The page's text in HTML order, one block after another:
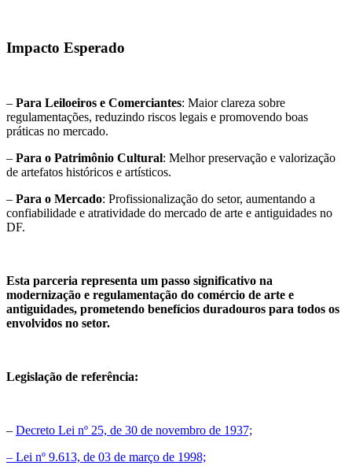
Impacto Esperado
– Para Leiloeiros e Comerciantes: Maior clareza sobre
regulamentações, reduzindo riscos legais e promovendo boas
práticas no mercado.
– Para o Patrimônio Cultural: Melhor preservação e valorização
de artefatos históricos e artísticos.
– Para o Mercado: Profissionalização do setor, aumentando a
confiabilidade e atratividade do mercado de arte e antiguidades no
DF.
Esta parceria representa um passo significativo na
modernização e regulamentação do comércio de arte e
antiguidades, prometendo benefícios duradouros para todos os
envolvidos no setor.
Legislação de referência:
– Decreto Lei nº 25, de 30 de novembro de 1937;
– Lei nº 9.613, de 03 de março de 1998;